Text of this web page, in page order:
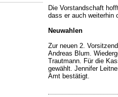
Die Vorstandschaft
dass er auch weiterhin
Neuwahlen
Zur neuen 2.
Andreas Blum.
Trautmann. Für die
gewählt. Jennifer
Amt bestätigt.